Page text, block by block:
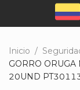
Inicio /
GORRO ORUGA
20UND